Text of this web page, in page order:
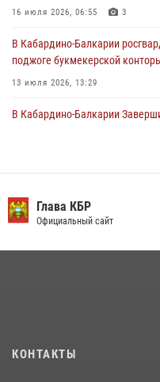
Кавказском федеральном
16 июля 2026, 06:55 3
В Кабардино-Балкарии
поджоге букмекерской
13 июля 2026, 13:29
В Кабардино-Балкарии
округе Росгвардии
09 июля 2026, 08:36
Глава КБР
Официальный сайт
КОНТАКТЫ